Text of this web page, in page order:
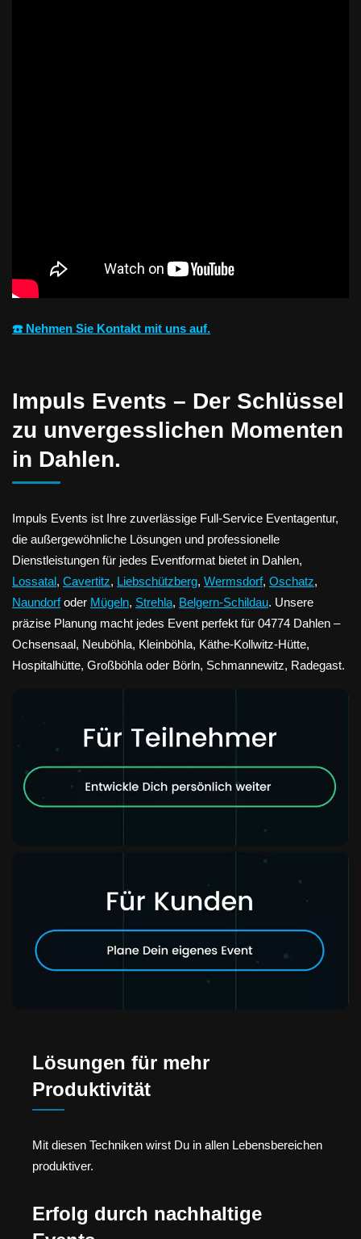
☎️ Nehmen Sie Kontakt mit uns auf.
Impuls Events – Der Schlüssel
zu unvergesslichen Momenten
in Dahlen.
Impuls Events ist Ihre zuverlässige Full-Service Eventagentur,
die außergewöhnliche Lösungen und professionelle
Dienstleistungen für jedes Eventformat bietet in Dahlen,
Lossatal, Cavertitz, Liebschützberg, Wermsdorf, Oschatz,
Naundorfoder Mügeln, Strehla, Belgern-Schildau. Unsere
präzise Planung macht jedes Event perfekt für 04774 Dahlen –
Ochsensaal, Neuböhla, Kleinböhla, Käthe-Kollwitz-Hütte,
Hospitalhütte, Großböhla oder Börln, Schmannewitz, Radegast.
Lösungen für mehr
Produktivität
Mit diesen Techniken wirst Du in allen Lebensbereichen
produktiver.
Erfolg durch nachhaltige